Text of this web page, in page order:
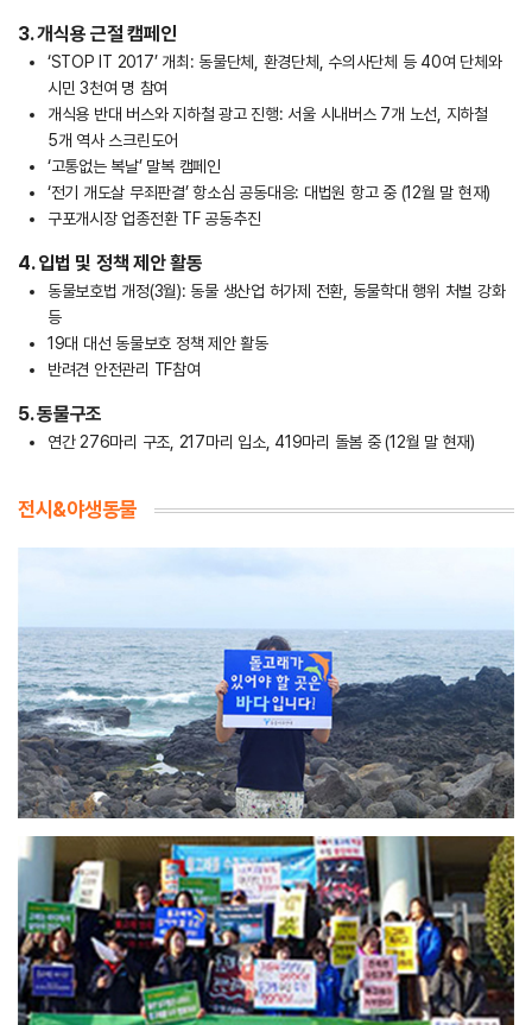
3. 개식용 근절 캠페인
‘STOP IT 2017’ 개최: 동물단체, 환경단체, 수의사단체 등 40여 단체와
시민 3천여 명 참여
개식용 반대 버스와 지하철 광고 진행: 서울 시내버스 7개 노선, 지하철
5개 역사 스크린도어
‘고통없는 복날’ 말복 캠페인
‘전기 개도살 무죄판결’ 항소심 공동대응: 대법원 항고 중 (12월 말 현재)
구포개시장 업종전환 TF 공동추진
4. 입법 및 정책 제안 활동
동물보호법 개정(3월): 동물 생산업 허가제 전환, 동물학대 행위 처벌 강화
등
19대 대선 동물보호 정책 제안 활동
반려견 안전관리 TF참여
5. 동물구조
연간 276마리 구조, 217마리 입소, 419마리 돌봄 중 (12월 말 현재)
전시&야생동물